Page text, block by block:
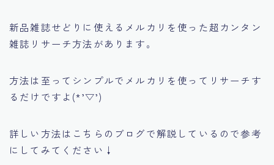
新品雑誌せどりに使えるメルカリを使った超カンタン
雑誌リサーチ方法があります。
方法は至ってシンプルでメルカリを使ってリサーチす
るだけですよ(*’▽’)
詳しい方法はこちらのブログで解説しているので参考
にしてみてください↓